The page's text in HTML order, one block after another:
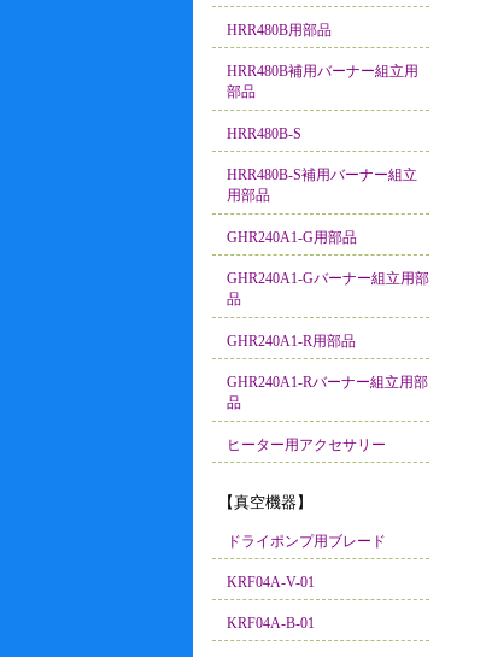
HRR480B用部品
HRR480B補用バーナー組立用
部品
HRR480B-S
HRR480B-S補用バーナー組立
用部品
GHR240A1-G用部品
GHR240A1-Gバーナー組立用部
品
GHR240A1-R用部品
GHR240A1-Rバーナー組立用部
品
ヒーター用アクセサリー
【真空機器】
ドライポンプ用ブレード
KRF04A-V-01
KRF04A-B-01